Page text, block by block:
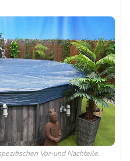
Vor-und Nachteile.